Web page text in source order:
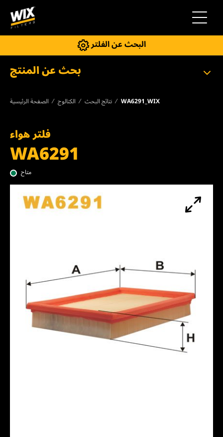
التنقل
البحث عن الفلتر
بحث عن المنتج
الصفحة الرئيسية الكتالوج نتائج البحث WA6291_WIX
فلتر هواء
WA6291
متاح